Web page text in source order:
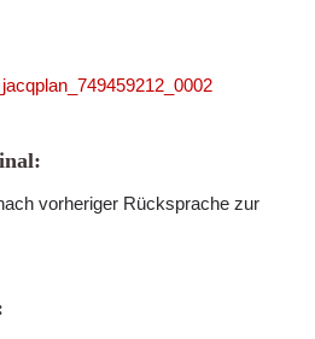
vorheriger Rücksprache zur